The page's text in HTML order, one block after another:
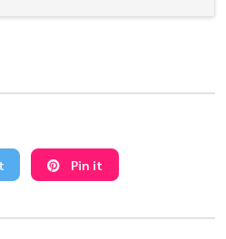
Pin it